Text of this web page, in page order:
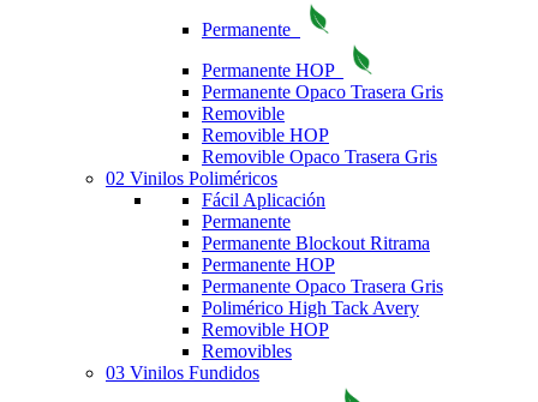
Permanente
Permanente HOP
Permanente Opaco Trasera Gris
Removible
Removible HOP
Removible Opaco Trasera Gris
02 Vinilos Poliméricos
Fácil Aplicación
Permanente
Permanente Blockout Ritrama
Permanente HOP
Permanente Opaco Trasera Gris
Polimérico High Tack Avery
Removible HOP
Removibles
03 Vinilos Fundidos